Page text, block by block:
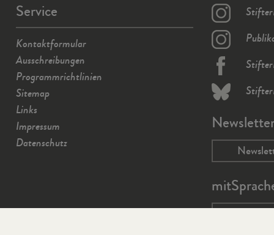
Service
Kontaktformular
Ausschreibungen
Programmrichtlinien
Sitemap
Links
Impressum
Datenschutz